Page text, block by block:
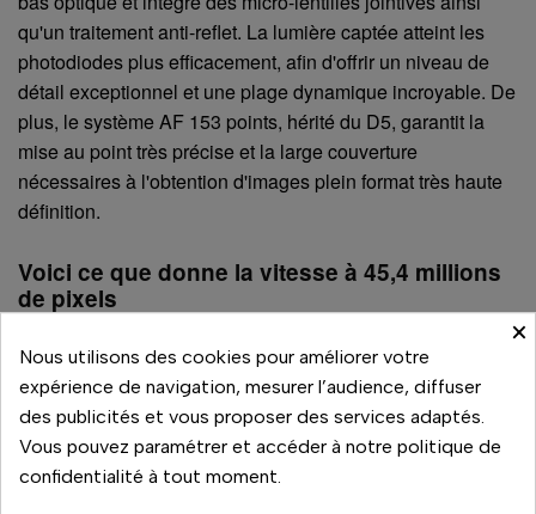
qu'un traitement anti-reflet. La lumière captée atteint les
photodiodes plus efficacement, afin d'offrir un niveau de
détail exceptionnel et une plage dynamique incroyable. De
plus, le système AF 153 points, hérité du D5, garantit la
mise au point très précise et la large couverture
nécessaires à l'obtention d'images plein format très haute
définition.
Voici ce que donne la vitesse à 45,4 millions
de pixels
entre vitesse, détail et précision. Des cadences en rafale
pouvant aller jusqu'à 9 vps en haute définition. Un système
autofocus exceptionnel.
Révélez ces secondes de la plus haute importance avec
cette combinaison parfaite entre puissance et endurance.
×
Nous utilisons des cookies pour améliorer votre
expérience de navigation, mesurer l’audience, diffuser
des publicités et vous proposer des services adaptés.
Vous pouvez paramétrer et accéder à notre politique de
confidentialité à tout moment.